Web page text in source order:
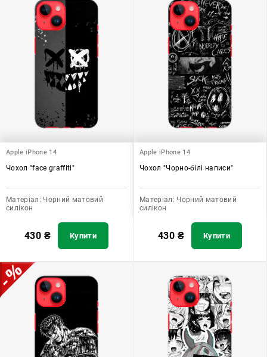
Apple iPhone 14
Чохол "face graffiti"
Матеріал: Чорний матовий
силікон
430 ₴ Купити
Apple iPhone 14
Чохол "Чорно-білі написи"
Матеріал: Чорний матовий
силікон
430 ₴ Купити